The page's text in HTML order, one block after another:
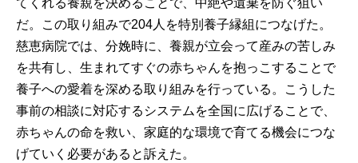
だ。この取り組みで204人を特別養子縁組につなげた。
慈恵病院では、分娩時に、養親が立会って産みの苦しみ
を共有し、生まれてすぐの赤ちゃんを抱っこすることで
養子への愛着を深める取り組みを行っている。こうした
事前の相談に対応するシステムを全国に広げることで、
赤ちゃんの命を救い、家庭的な環境で育てる機会につな
げていく必要があると訴えた。